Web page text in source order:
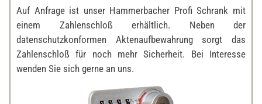
Auf Anfrage ist unser Hammerbacher Profi Schrank mit
einem Zahlenschloß erhältlich. Neben der
datenschutzkonformen Aktenaufbewahrung sorgt das
Zahlenschloß für noch mehr Sicherheit. Bei Interesse
wenden Sie sich gerne an uns.